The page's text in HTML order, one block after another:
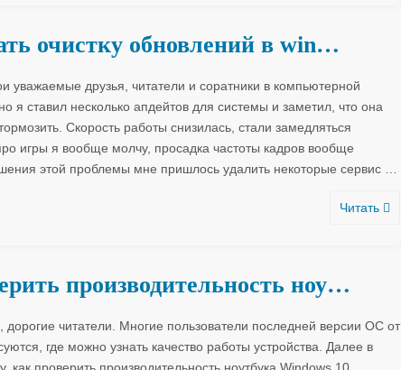
очистку обновлений в win…
уважаемые друзья, читатели и соратники в компьютерной
я ставил несколько апдейтов для системы и заметил, что она
Скорость работы снизилась, стали замедляться
игры я вообще молчу, просадка частоты кадров вообще
этой проблемы мне пришлось удалить некоторые сервис
Читать
производительность ноу…
дорогие читатели. Многие пользователи последней версии ОС от
где можно узнать качество работы устройства. Далее в